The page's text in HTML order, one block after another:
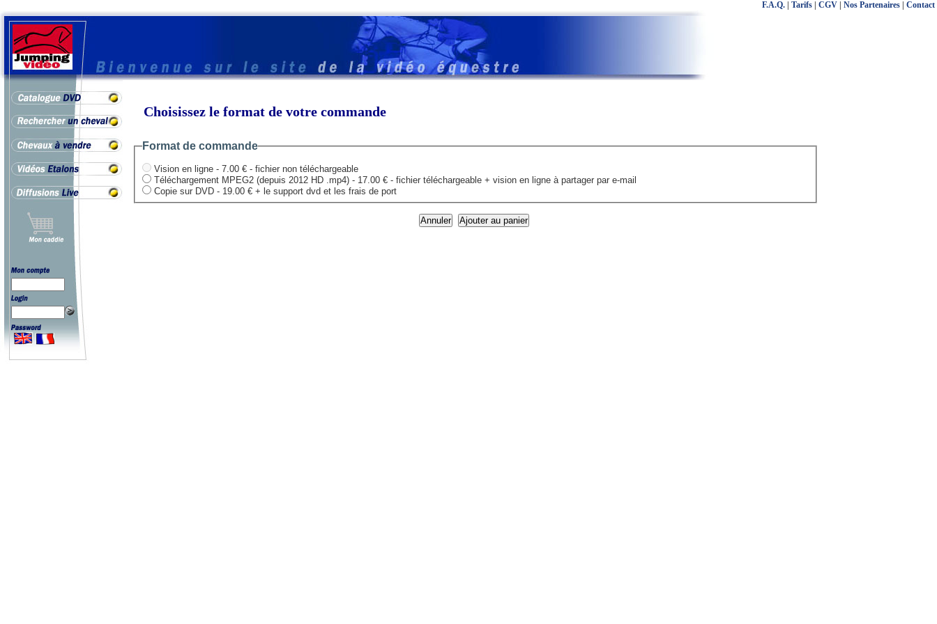
F.A.Q. Tarifs CGV Nos Partenaires Contact
Choisissez le format de votre commande
Format de commande
Vision en ligne - 7.00 € - fichier non téléchargeable
Téléchargement MPEG2 (depuis 2012 HD .mp4) - 17.00 € - fichier téléchargeable + vision en ligne à partager par e-mail
Copie sur DVD - 19.00 € + le support dvd et les frais de port